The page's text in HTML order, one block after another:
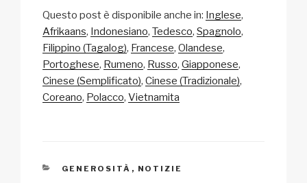
p
y
Li
n
ail c
e
b
o
at
s
A
p
a
p
c
h
n
vi
di
Questo post è disponibile anche in: Inglese
Afrikaans Indonesiano Tedesco Spagnolo
Filippino (Tagalog) Francese Olandese
Portoghese Rumeno Russo Giapponese
Cinese (Semplificato) Cinese (Tradizionale)
Coreano Polacco Vietnamita
CATEGORIE
GENEROSITÀ , NOTIZIE